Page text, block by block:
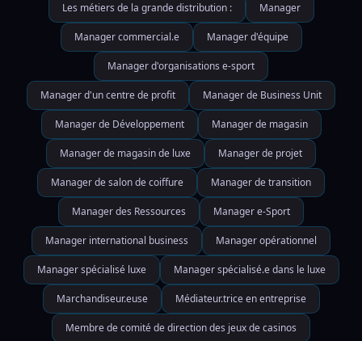
Les métiers de la grande distribution : Manager
Manager commercial.e Manager d'équipe
Manager d'organisations e-sport
Manager d'un centre de profit Manager de Business Unit
Manager de Développement Manager de magasin
Manager de magasin de luxe Manager de projet
Manager de salon de coiffure Manager de transition
Manager des Ressources Manager e-Sport
Manager international business Manager opérationnel
Manager spécialisé luxe Manager spécialisé.e dans le luxe
Marchandiseur.euse Médiateur.trice en entreprise
Membre de comité de direction des jeux de casinos